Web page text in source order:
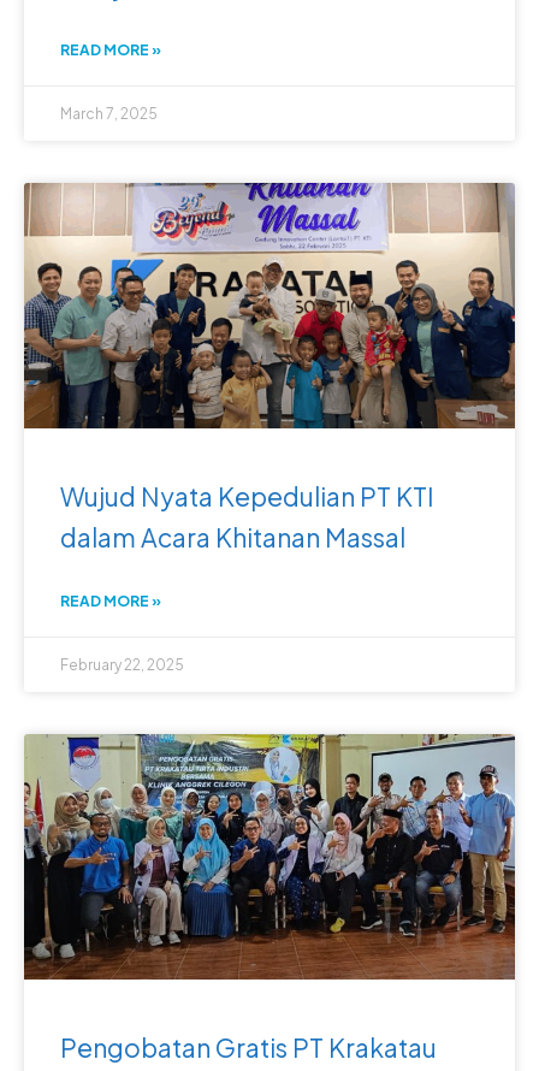
READ MORE »
March 7, 2025
Wujud Nyata Kepedulian PT KTI
dalam Acara Khitanan Massal
READ MORE »
February 22, 2025
Pengobatan Gratis PT Krakatau